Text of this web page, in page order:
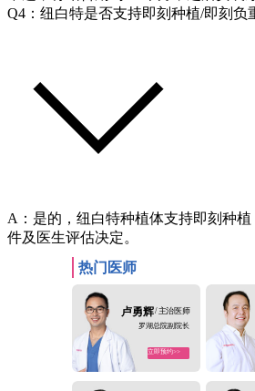
Q4：纽白特是否支持即刻种植/即刻负
A：是的，纽白特种植体支持即刻种
件及医生评估决定。
热门医师
卢勇辉/ 主治医师
罗湖总院副院长
立即预约>>